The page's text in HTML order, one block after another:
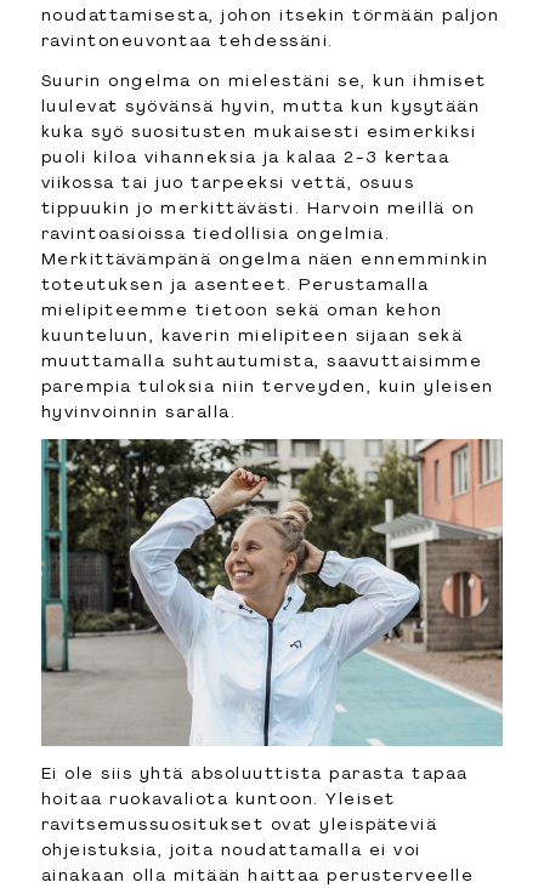
noudattamisesta, johon itsekin törmään paljon
ravintoneuvontaa tehdessäni.
Suurin ongelma on mielestäni se, kun ihmiset
luulevat syövänsä hyvin, mutta kun kysytään
kuka syö suositusten mukaisesti esimerkiksi
puoli kiloa vihanneksia ja kalaa 2-3 kertaa
viikossa tai juo tarpeeksi vettä, osuus
tippuukin jo merkittävästi. Harvoin meillä on
ravintoasioissa tiedollisia ongelmia.
Merkittävämpänä ongelma näen ennemminkin
toteutuksen ja asenteet. Perustamalla
mielipiteemme tietoon sekä oman kehon
kuunteluun, kaverin mielipiteen sijaan sekä
muuttamalla suhtautumista, saavuttaisimme
parempia tuloksia niin terveyden, kuin yleisen
hyvinvoinnin saralla.
Ei ole siis yhtä absoluuttista parasta tapaa
hoitaa ruokavaliota kuntoon. Yleiset
ravitsemussuositukset ovat yleispäteviä
ohjeistuksia, joita noudattamalla ei voi
ainakaan olla mitään haittaa perusterveelle